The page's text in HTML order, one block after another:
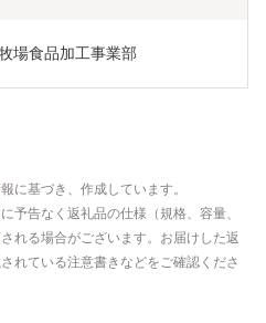
場食品加工事業部
に基づき、作成しています。
予告なく返礼品の仕様（規格、容量、
れる場合がございます。お届けした返
れている注意書きなどをご確認くださ